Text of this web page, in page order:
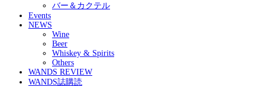
バー＆カクテル
Events
NEWS
Wine
Beer
Whiskey & Spirits
Others
WANDS REVIEW
WANDS誌購読